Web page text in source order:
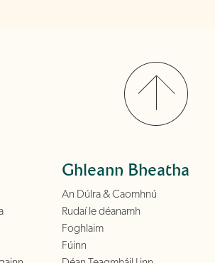
Ghleann Bheatha
An Dúlra & Caomhnú
Rudaí le déanamh
Foghlaim
Fúinn